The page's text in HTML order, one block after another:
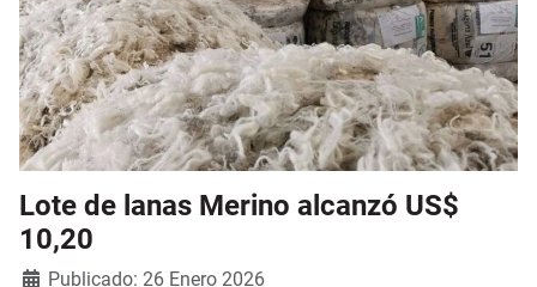
Lote de lanas Merino alcanzó US$
10,20
Detalles
Publicado: 26 Enero 2026